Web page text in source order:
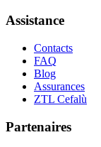
Assistance
Contacts
FAQ
Blog
Assurances
ZTL Cefalù
Partenaires